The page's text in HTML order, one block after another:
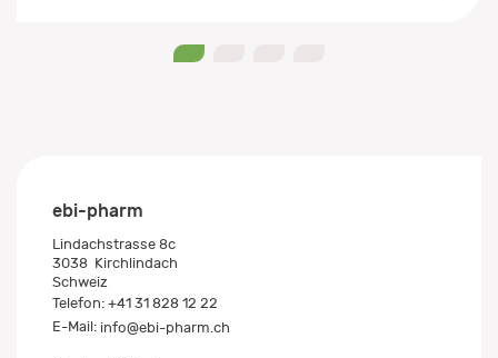
ebi-pharm
Lindachstrasse 8c
3038 Kirchlindach
Schweiz
Telefon: +41 31 828 12 22
E-Mail: info@ebi-pharm.ch